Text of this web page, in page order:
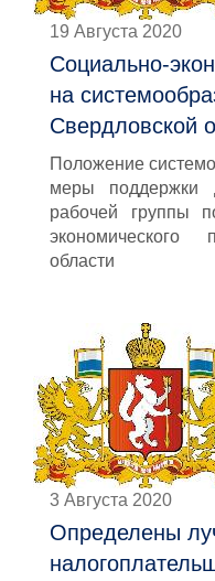
19 Августа 2020
Социально-
на
Свердловской
Положение
меры поддержки
рабочей группы
экономического
области
3 Августа 2020
Определены